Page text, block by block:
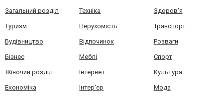
Загальний розділ Техніка Здоров'я
Туризм Нерухомість Транспорт
Будівництво Відпочинок Розваги
Бізнес Меблі Спорт
Жіночий розділ Інтернет Культура
Економіка Інтер'єр Мода